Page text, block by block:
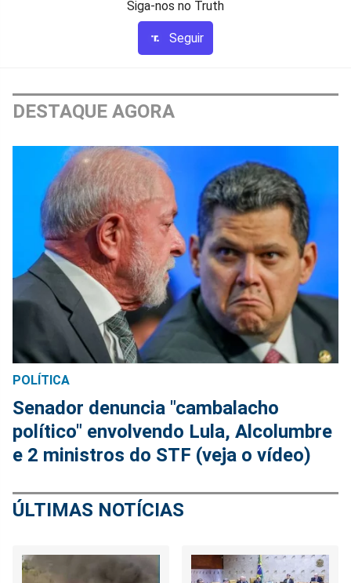
Siga-nos no Truth
Seguir
DESTAQUE AGORA
POLÍTICA
Senador denuncia "cambalacho
político" envolvendo Lula, Alcolumbre
e 2 ministros do STF (veja o vídeo)
ÚLTIMAS NOTÍCIAS